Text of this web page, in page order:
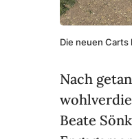
Die neuen Carts
Nach
Beate